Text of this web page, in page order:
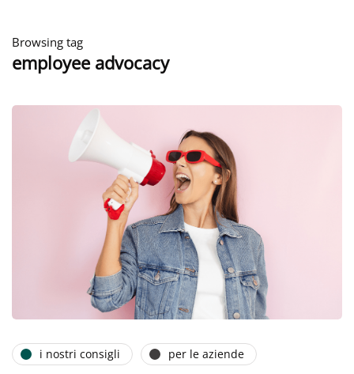
Browsing tag
employee advocacy
i nostri consigli per le aziende